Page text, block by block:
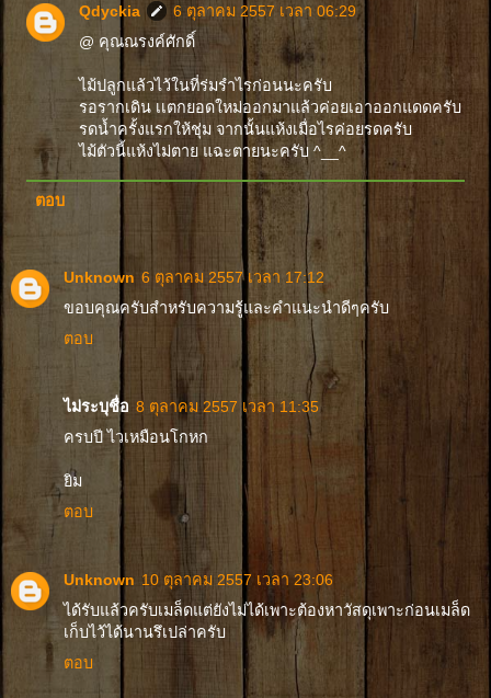
Qdyckia
6 ตุลาคม 2557 เวลา 06:29
@ คุณณรงค์ศักดิ์
ไม้ปลูกแล้วไว้ในที่ร่มรำไรก่อนนะครับ
รอรากเดิน เเตกยอดใหม่ออกมาแล้วค่อยเอาออกแดดครับ
รดน้ำครั้งแรกให้ชุ่ม จากนั้นแห้งเมื่อไรค่อยรดครับ
ไม้ตัวนี้แห้งไม่ตาย แฉะตายนะครับ ^__^
ตอบ
Unknown 6 ตุลาคม 2557 เวลา 17:12
ขอบคุณครับสำหรับความรู้และคำแนะนำดีๆครับ
ตอบ
ไม่ระบุชื่อ 8 ตุลาคม 2557 เวลา 11:35
ครบปี ไวเหมือนโกหก
ยิม
ตอบ
Unknown 10 ตุลาคม 2557 เวลา 23:06
ได้รับแล้วครับเมล็ดแต่ยังไม่ได้เพาะต้องหาวัสดุเพาะก่อนเมล็ด
เก็บไว้ได้นานรึเปล่าครับ
ตอบ